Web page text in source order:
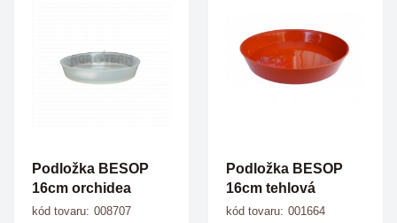
Podložka BESOP
16cm orchidea
kód tovaru: 008707
Podložka BESOP
16cm tehlová
kód tovaru: 001664